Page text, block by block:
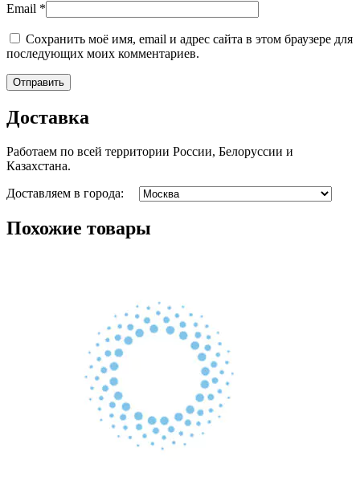
Email *
Сохранить моё имя, email и адрес сайта в этом браузере для
последующих моих комментариев.
Доставка
Работаем по всей территории России, Белоруссии и
Казахстана.
Доставляем в города:
Похожие товары